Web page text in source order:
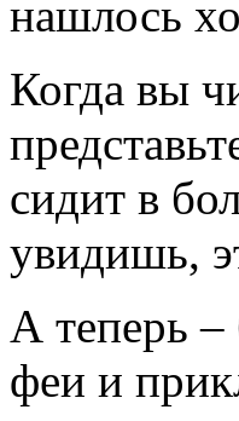
нашлось
Когда вы
сидит в
увидишь,
А теперь –
феи и